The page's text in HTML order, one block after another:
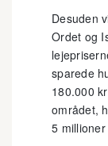
Desuden
Ordet og
sparede
180.000
området,
5